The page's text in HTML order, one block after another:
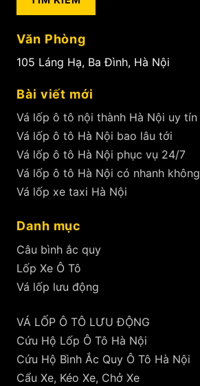
Văn Phòng
105 Láng Hạ, Ba Đình, Hà Nội
Bài viết mới
Vá lốp ô tô nội thành Hà Nội uy tín
Vá lốp ô tô Hà Nội bao lâu tới
Vá lốp ô tô Hà Nội phục vụ 24/7
Vá lốp ô tô Hà Nội có nhanh không
Vá lốp xe taxi Hà Nội
Danh mục
Câu bình ắc quy
Lốp Xe Ô Tô
Vá lốp lưu động
VÁ LỐP Ô TÔ LƯU ĐỘNG
Cứu Hộ Lốp Ô Tô Hà Nội
Cứu Hộ Bình Ắc Quy Ô Tô Hà Nội
Cẩu Xe, Kéo Xe, Chở Xe